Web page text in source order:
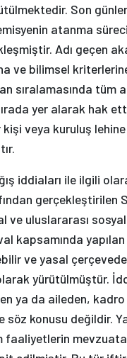
Son
atanma
Adı geçen
ve bilimsel
sıralamasında tüm
yer alarak hak
veya kuruluş lehine
iddiaları ile ilgili
gerçekleştirilen
ve uluslararası
kapsamında
ve yasal
yürütülmüştür.
ya da aileden, kadro
söz konusu değildir.
faaliyetlerin